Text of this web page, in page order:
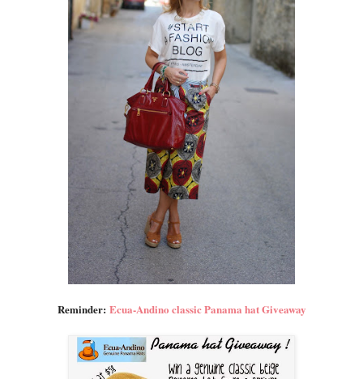
Reminder: Ecua-Andino classic Panama hat Giveaway